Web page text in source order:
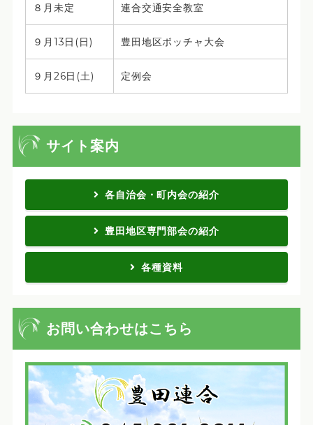
８月未定 連合交通安全教室
９月13日(日) 豊田地区ボッチャ大会
９月26日(土) 定例会
サイト案内
各自治会・町内会の紹介
豊田地区専門部会の紹介
各種資料
お問い合わせはこちら